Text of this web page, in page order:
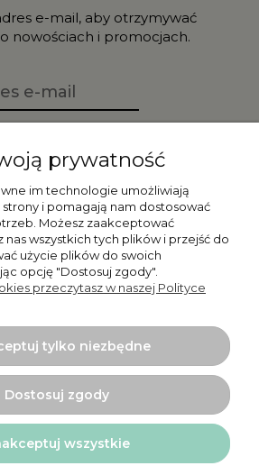
e-mail, aby otrzymywać
nowościach i promocjach.
Ecommercy.pl
prywatność
im technologie umożliwiają
strony i pomagają nam dostosować
Możesz zaakceptować
wszystkich tych plików i przejść do
użycie plików do swoich
opcję "Dostosuj zgody".
przeczytasz w naszej Polityce
tylko niezbędne
Dostosuj zgody
wszystkie